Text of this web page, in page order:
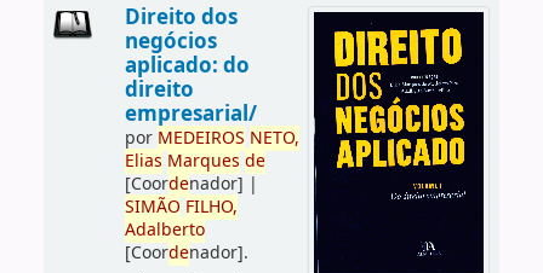
Direito dos
negócios
aplicado: do
direito
empresarial/
por MEDEIROS NETO,
Elias Marques de
[Coordenador] |
SIMÃO FILHO,
Adalberto
[Coordenador].